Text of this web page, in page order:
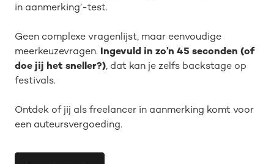
in aanmerking’-test.
Geen complexe vragenlijst, maar eenvoudige
meerkeuzevragen. Ingevuld in zo’n 45 seconden (of
doe jij het sneller?), dat kan je zelfs backstage op
festivals.
Ontdek of jij als freelancer in aanmerking komt voor
een auteursvergoeding.